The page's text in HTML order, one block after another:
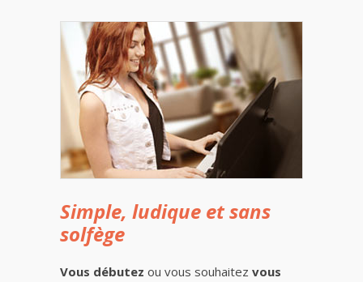
Simple, ludique et sans
solfège
Vous débutez ou vous souhaitez vous